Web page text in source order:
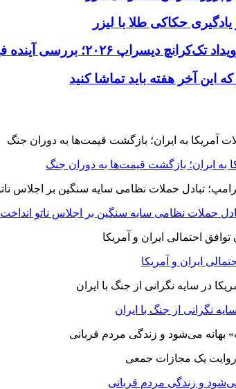
حکاکی طلا با لیزر
ایران؛ بازگشت قیمت‌ها به دوران جنگ
حملات نظامی سایه سنگین بر اجلاس ناتو انداخت
ایران و آمریکا
نگرانی از جنگ با ایران
روایت یک مجازات جمعی
و زندگی مردم قربانی